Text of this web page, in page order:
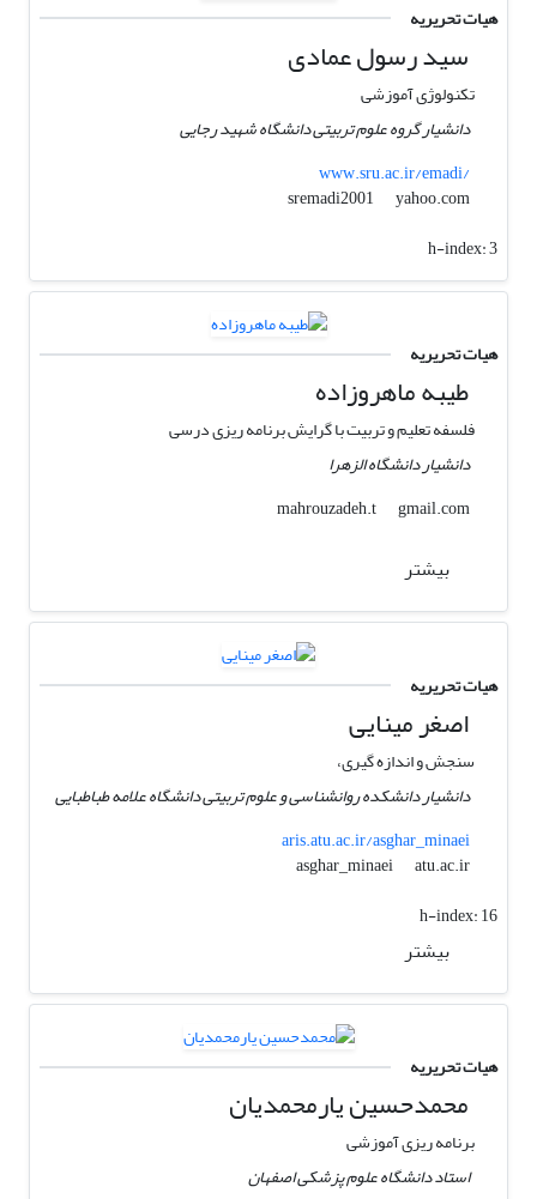
هیات تحریریه
سید رسول عمادی
تکنولوژی آموزشی
دانشیار گروه علوم تربیتی دانشگاه شهید رجایی
www.sru.ac.ir/emadi/
sremadi2001
yahoo.com
h-index:3
هیات تحریریه
طیبه ماهروزاده
فلسفه تعلیم و تربیت با گرایش برنامه ریزی درسی
دانشیار دانشگاه الزهرا
mahrouzadeh.t
gmail.com
بیشتر
هیات تحریریه
اصغر مینایی
سنجش و اندازه گیری،
دانشیار دانشکده روانشناسی و علوم تربیتی دانشگاه علامه طباطبایی
aris.atu.ac.ir/asghar_minaei
asghar_minaei
atu.ac.ir
h-index:16
بیشتر
هیات تحریریه
محمدحسین یارمحمدیان
برنامه ریزی آموزشی
استاد دانشگاه علوم پزشکی اصفهان